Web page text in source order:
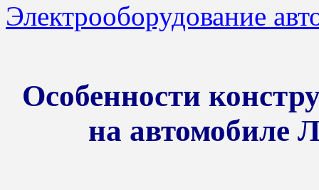
Электрооборудование
Особенности
на автомобиле